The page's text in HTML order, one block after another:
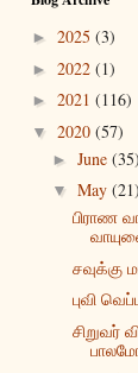
► 2025 (3)
► 2022 (1)
► 2021 (116)
▼ 2020 (57)
► June (35)
▼ May (21)
பிராண
சவுக்கு
புவி
சிறுவர்